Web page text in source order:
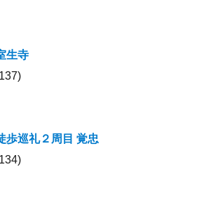
生寺
歩巡礼２周目 覚忠